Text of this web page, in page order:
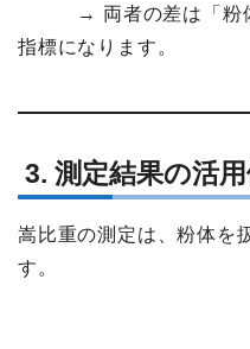
→ 両者の差は「粉体
指標になります。
3. 測定結果の活用
嵩比重の測定は、粉体を
す。